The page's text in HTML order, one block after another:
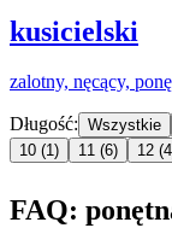
kusicielski
zalotny, nęcący,
Długość: Wszystkie
10 (1) 11 (6) 12
FAQ: